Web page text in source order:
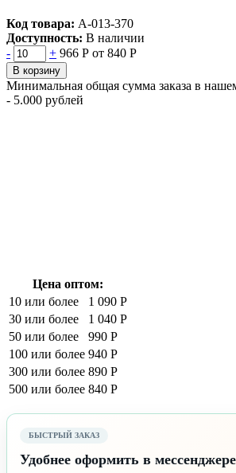
Код товара: А-013-370
Доступность: В наличии
-
+ 966 Р от 840 Р
В корзину
Минимальная общая сумма заказа в
- 5.000 рублей
Цена оптом:
10 или более
1 090 Р
30 или более
1 040 Р
50 или более
990 Р
100 или более 940 Р
300 или более 890 Р
500 или более 840 Р
БЫСТРЫЙ ЗАКАЗ
Удобнее оформить в мессенджере